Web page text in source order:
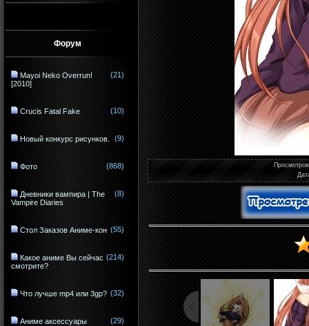
Форум
Mayoi Neko Overrun!
[2010]
(21)
Crucis Fatal Fake (10)
Новый конкурс рисунков. (9)
Фото (868)
Дневники вампира | The
Vampire Diaries
(8)
Стол Заказов Аниме-кон (55)
Какое аниме Вы сейчас
смотрите?
(214)
Что лучше mp4 или 3gp? (32)
Аниме аксессуары (29)
Просмотров